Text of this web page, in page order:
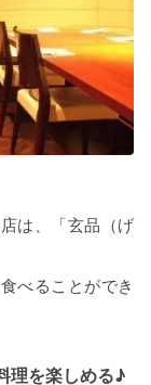
は、「玄品（げ
べることができ
理を楽しめる♪